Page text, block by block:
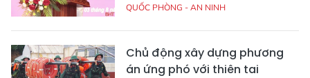
QUỐC PHÒNG - AN NINH
Chủ động xây dựng phương
án ứng phó với thiên tai